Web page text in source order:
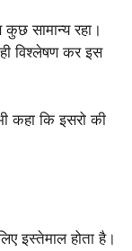
सामान्य रहा।
विश्लेषण कर इस
कहा कि इसरो की
इस्तेमाल होता है।